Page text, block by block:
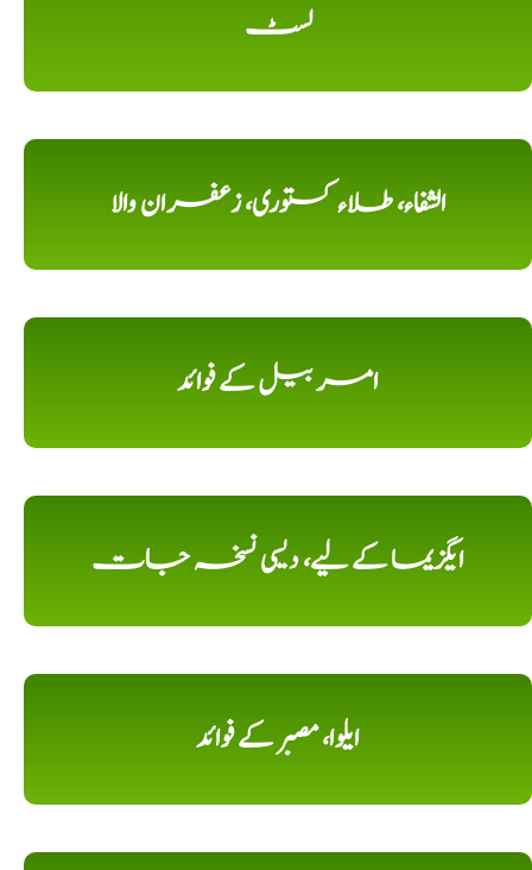
لسٹ
الشفاء، طلاء کستوری، زعفران والا
امر بیل کے فوائد
ایگزیما کے لیے، دیسی نسخہ جات
ایلوا، مصبر کے فوائد